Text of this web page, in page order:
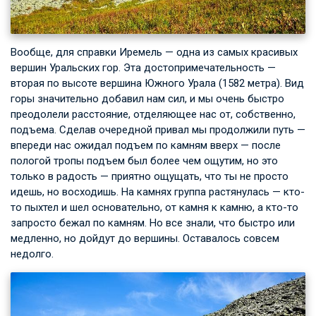
Вообще, для справки Иремель — одна из самых красивых
вершин Уральских гор. Эта достопримечательность —
вторая по высоте вершина Южного Урала (1582 метра). Вид
горы значительно добавил нам сил, и мы очень быстро
преодолели расстояние, отделяющее нас от, собственно,
подъема. Сделав очередной привал мы продолжили путь —
впереди нас ожидал подъем по камням вверх — после
пологой тропы подъем был более чем ощутим, но это
только в радость — приятно ощущать, что ты не просто
идешь, но восходишь. На камнях группа растянулась — кто-
то пыхтел и шел основательно, от камня к камню, а кто-то
запросто бежал по камням. Но все знали, что быстро или
медленно, но дойдут до вершины. Оставалось совсем
недолго.